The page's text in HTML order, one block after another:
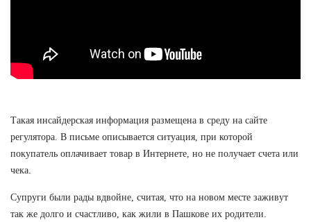
Такая инсайдерская информация размещена в среду на сайте
регулятора. В письме описывается ситуация, при которой
покупатель оплачивает товар в Интернете, но не получает счета или
чека.
Супруги были рады вдвойне, считая, что на новом месте заживут
так же долго и счастливо, как жили в Пашкове их родители.